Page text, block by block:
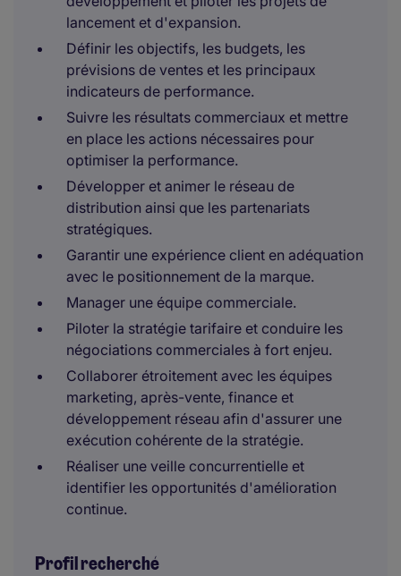
lancement et d'expansion.
Définir les objectifs, les budgets, les
prévisions de ventes et les principaux
indicateurs de performance.
Suivre les résultats commerciaux et mettre
en place les actions nécessaires pour
optimiser la performance.
Développer et animer le réseau de
distribution ainsi que les partenariats
stratégiques.
Garantir une expérience client en adéquation
avec le positionnement de la marque.
Manager une équipe commerciale.
Piloter la stratégie tarifaire et conduire les
négociations commerciales à fort enjeu.
Collaborer étroitement avec les équipes
marketing, après-vente, finance et
développement réseau afin d'assurer une
exécution cohérente de la stratégie.
Réaliser une veille concurrentielle et
identifier les opportunités d'amélioration
continue.
Profil recherché